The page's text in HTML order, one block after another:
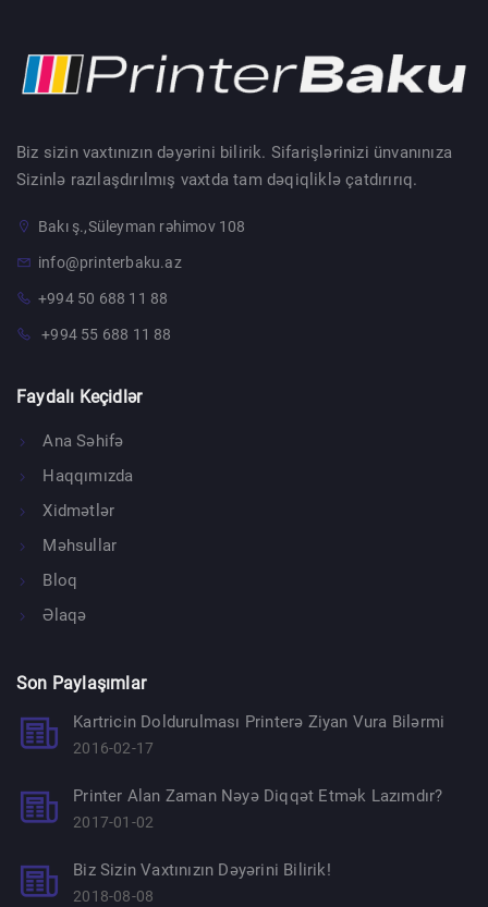
Biz sizin vaxtınızın dəyərini bilirik. Sifarişlərinizi ünvanınıza
Sizinlə razılaşdırılmış vaxtda tam dəqiqliklə çatdırırıq.
Bakı ş.,Süleyman rəhimov 108
info@printerbaku.az
+994 50 688 11 88
+994 55 688 11 88
Faydalı Keçidlər
Ana Səhifə
Haqqımızda
Xidmətlər
Məhsullar
Bloq
Əlaqə
Son Paylaşımlar
Kartricin Doldurulması Printerə Ziyan Vura Bilərmi
2016-02-17
Printer Alan Zaman Nəyə Diqqət Etmək Lazımdır?
2017-01-02
Biz Sizin Vaxtınızın Dəyərini Bilirik!
2018-08-08